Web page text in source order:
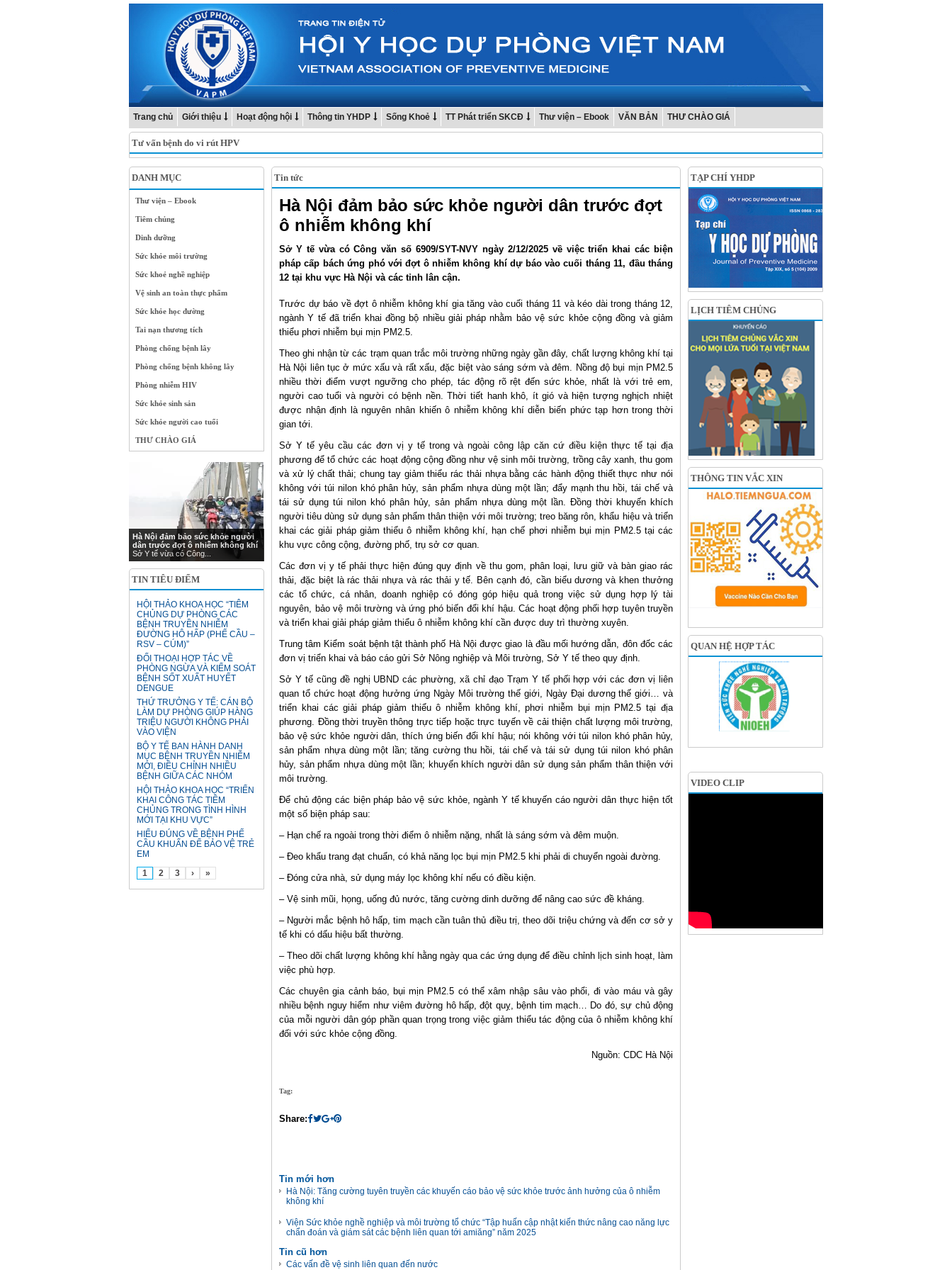
Trang chủ Giới thiệu Hoạt động hội Thông tin YHDP Sống Khoẻ TT Phát triển SKCĐ Thư viện – Ebook VĂN BẢN THƯ CHÀO GIÁ
Tư vấn bệnh do vi rút HPV
DANH MỤC
Thư viện – Ebook
Tiêm chủng
Dinh dưỡng
Sức khỏe môi trường
Sức khoẻ nghề nghiệp
Vệ sinh an toàn thực phẩm
Sức khỏe học đường
Tai nạn thương tích
Phòng chống bệnh lây
Phòng chống bệnh không lây
Phòng nhiễm HIV
Sức khỏe sinh sản
Sức khỏe người cao tuổi
THƯ CHÀO GIÁ
Hà Nội đảm bảo sức khỏe người
dân trước đợt ô nhiễm không khí
Sở Y tế vừa có Công...
TIN TIÊU ĐIỂM
HỘI THẢO KHOA HỌC “TIÊM
CHỦNG DỰ PHÒNG CÁC
BỆNH TRUYỀN NHIỄM
ĐƯỜNG HÔ HẤP (PHẾ CẦU –
RSV – CÚM)”
ĐỐI THOẠI HỢP TÁC VỀ
PHÒNG NGỪA VÀ KIỂM SOÁT
BỆNH SỐT XUẤT HUYẾT
DENGUE
THỨ TRƯỞNG Y TẾ: CÁN BỘ
LÀM DỰ PHÒNG GIÚP HÀNG
TRIỆU NGƯỜI KHÔNG PHẢI
VÀO VIỆN
BỘ Y TẾ BAN HÀNH DANH
MỤC BỆNH TRUYỀN NHIỄM
MỚI, ĐIỀU CHỈNH NHIỀU
BỆNH GIỮA CÁC NHÓM
HỘI THẢO KHOA HỌC “TRIỂN
KHAI CÔNG TÁC TIÊM
CHỦNG TRONG TÌNH HÌNH
MỚI TẠI KHU VỰC”
HIỂU ĐÚNG VỀ BỆNH PHẾ
CẦU KHUẨN ĐỂ BẢO VỆ TRẺ
EM
1
2 3 › »
Tin tức
Hà Nội đảm bảo sức khỏe người dân trước đợt
ô nhiễm không khí
Sở Y tế vừa có Công văn số 6909/SYT-NVY ngày 2/12/2025 về việc triển khai các biện
pháp cấp bách ứng phó với đợt ô nhiễm không khí dự báo vào cuối tháng 11, đầu tháng
12 tại khu vực Hà Nội và các tỉnh lân cận.
Trước dự báo về đợt ô nhiễm không khí gia tăng vào cuối tháng 11 và kéo dài trong tháng 12,
ngành Y tế đã triển khai đồng bộ nhiều giải pháp nhằm bảo vệ sức khỏe cộng đồng và giảm
thiểu phơi nhiễm bụi mịn PM2.5.
Theo ghi nhận từ các trạm quan trắc môi trường những ngày gần đây, chất lượng không khí tại
Hà Nội liên tục ở mức xấu và rất xấu, đặc biệt vào sáng sớm và đêm. Nồng độ bụi mịn PM2.5
nhiều thời điểm vượt ngưỡng cho phép, tác động rõ rệt đến sức khỏe, nhất là với trẻ em,
người cao tuổi và người có bệnh nền. Thời tiết hanh khô, ít gió và hiện tượng nghịch nhiệt
được nhận định là nguyên nhân khiến ô nhiễm không khí diễn biến phức tạp hơn trong thời
gian tới.
Sở Y tế yêu cầu các đơn vị y tế trong và ngoài công lập căn cứ điều kiện thực tế tại địa
phương để tổ chức các hoạt động cộng đồng như vệ sinh môi trường, trồng cây xanh, thu gom
và xử lý chất thải; chung tay giảm thiểu rác thải nhựa bằng các hành động thiết thực như nói
không với túi nilon khó phân hủy, sản phẩm nhựa dùng một lần; đẩy mạnh thu hồi, tái chế và
tái sử dụng túi nilon khó phân hủy, sản phẩm nhựa dùng một lần. Đồng thời khuyến khích
người tiêu dùng sử dụng sản phẩm thân thiện với môi trường; treo băng rôn, khẩu hiệu và triển
khai các giải pháp giảm thiểu ô nhiễm không khí, hạn chế phơi nhiễm bụi mịn PM2.5 tại các
khu vực công cộng, đường phố, trụ sở cơ quan.
Các đơn vị y tế phải thực hiện đúng quy định về thu gom, phân loại, lưu giữ và bàn giao rác
thải, đặc biệt là rác thải nhựa và rác thải y tế. Bên cạnh đó, cần biểu dương và khen thưởng
các tổ chức, cá nhân, doanh nghiệp có đóng góp hiệu quả trong việc sử dụng hợp lý tài
nguyên, bảo vệ môi trường và ứng phó biến đổi khí hậu. Các hoạt động phối hợp tuyên truyền
và triển khai giải pháp giảm thiểu ô nhiễm không khí cần được duy trì thường xuyên.
Trung tâm Kiểm soát bệnh tật thành phố Hà Nội được giao là đầu mối hướng dẫn, đôn đốc các
đơn vị triển khai và báo cáo gửi Sở Nông nghiệp và Môi trường, Sở Y tế theo quy định.
Sở Y tế cũng đề nghị UBND các phường, xã chỉ đạo Trạm Y tế phối hợp với các đơn vị liên
quan tổ chức hoạt động hưởng ứng Ngày Môi trường thế giới, Ngày Đại dương thế giới… và
triển khai các giải pháp giảm thiểu ô nhiễm không khí, phơi nhiễm bụi mịn PM2.5 tại địa
phương. Đồng thời truyền thông trực tiếp hoặc trực tuyến về cải thiện chất lượng môi trường,
bảo vệ sức khỏe người dân, thích ứng biến đổi khí hậu; nói không với túi nilon khó phân hủy,
sản phẩm nhựa dùng một lần; tăng cường thu hồi, tái chế và tái sử dụng túi nilon khó phân
hủy, sản phẩm nhựa dùng một lần; khuyến khích người dân sử dụng sản phẩm thân thiện với
môi trường.
Để chủ động các biện pháp bảo vệ sức khỏe, ngành Y tế khuyến cáo người dân thực hiện tốt
một số biện pháp sau:
– Hạn chế ra ngoài trong thời điểm ô nhiễm nặng, nhất là sáng sớm và đêm muộn.
– Đeo khẩu trang đạt chuẩn, có khả năng lọc bụi mịn PM2.5 khi phải di chuyển ngoài đường.
– Đóng cửa nhà, sử dụng máy lọc không khí nếu có điều kiện.
– Vệ sinh mũi, họng, uống đủ nước, tăng cường dinh dưỡng để nâng cao sức đề kháng.
– Người mắc bệnh hô hấp, tim mạch cần tuân thủ điều trị, theo dõi triệu chứng và đến cơ sở y
tế khi có dấu hiệu bất thường.
– Theo dõi chất lượng không khí hằng ngày qua các ứng dụng để điều chỉnh lịch sinh hoạt, làm
việc phù hợp.
Các chuyên gia cảnh báo, bụi mịn PM2.5 có thể xâm nhập sâu vào phổi, đi vào máu và gây
nhiều bệnh nguy hiểm như viêm đường hô hấp, đột quỵ, bệnh tim mạch… Do đó, sự chủ động
của mỗi người dân góp phần quan trọng trong việc giảm thiểu tác động của ô nhiễm không khí
đối với sức khỏe cộng đồng.
Nguồn: CDC Hà Nội
Tag:
Share:
Tin mới hơn
Hà Nội: Tăng cường tuyên truyền các khuyến cáo bảo vệ sức khỏe trước ảnh hưởng của ô nhiễm
không khí
Viện Sức khỏe nghề nghiệp và môi trường tổ chức “Tập huấn cập nhật kiến thức nâng cao năng lực
chẩn đoán và giám sát các bệnh liên quan tới amiăng” năm 2025
Tin cũ hơn
Các vấn đề vệ sinh liên quan đến nước
TẠP CHÍ YHDP
LỊCH TIÊM CHỦNG
THÔNG TIN VẮC XIN
QUAN HỆ HỢP TÁC
VIDEO CLIP